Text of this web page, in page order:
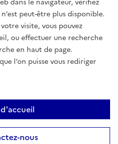
dans le navigateur, vérifiez
peut-être plus disponible.
visite, vous pouvez
ou effectuer une recherche
en haut de page.
l’on puisse vous rediriger
d'accueil
nous